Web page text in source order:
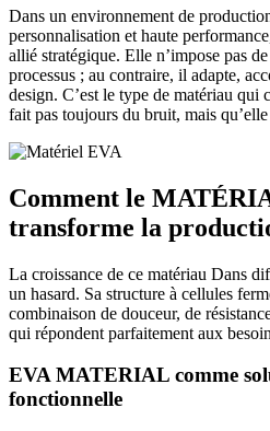
Dans un environnement de
personnalisation et haute
allié stratégique. Elle n’impose pas
processus ; au contraire, il adapte,
design. C’est le type de matériau qui
fait pas toujours du bruit, mais
Comment le
transforme la
La croissance de ce matériau Dans
un hasard. Sa structure à cellules
combinaison de douceur, de
qui répondent parfaitement aux
EVA MATERIAL comme
fonctionnelle